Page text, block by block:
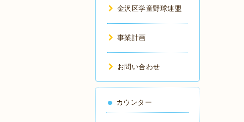
金沢区学童野球連盟
事業計画
お問い合わせ
カウンター